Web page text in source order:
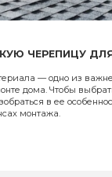
ЧЕРЕПИЦУ
— одно из
дома. Чтобы
в ее
монтажа.